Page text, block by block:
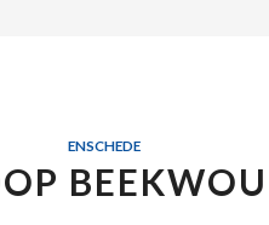
ENSCHEDE